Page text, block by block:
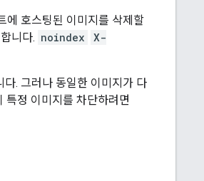
에 호스팅된 이미지를 삭제할
니다. noindex
X-
. 그러나 동일한 이미지가 다
특정 이미지를 차단하려면